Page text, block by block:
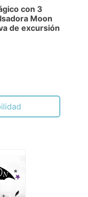
con 3
Moon
de excursión